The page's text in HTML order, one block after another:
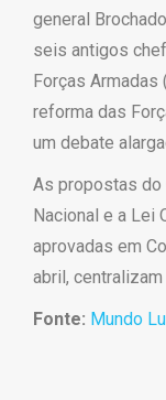
general
seis antigos
Forças Armadas
reforma das
um debate
As propostas do
Nacional e a Lei
aprovadas em
abril,
Fonte: Mundo